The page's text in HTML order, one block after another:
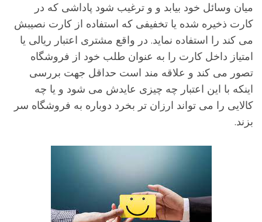
وسائل خود بیابد و و ترغیب شود پاداشی که در
ذخیره شده یا تخفیفی که استفاده از کارت نصیبش
کند را استفاده نماید. در واقع مشتری اعتبار ریالی یا
داخل کارت را به عنوان طلب خود از فروشگاه
می کند و علاقه مند است حداقل جهت بررسی
با این اعتبار چه چیزی عایدش می شود و یا چه
را می تواند ارزان تر بخرد دوباره به فروشگاه سر